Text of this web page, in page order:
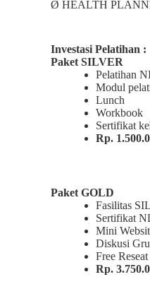
Ø HEALTH
Investasi Pelatihan :
Paket SILVER
Pelatihan
Modul
Lunch
Workbook
Sertifikat
Rp.
Paket GOLD
Fasilitas
Sertifikat
Mini
Diskusi
Free
Rp.